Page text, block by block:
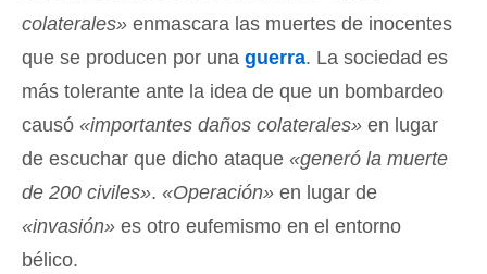
colaterales» enmascara las muertes de inocentes
que se producen por una guerra. La sociedad es
más tolerante ante la idea de que un bombardeo
causó «importantes daños colaterales» en lugar
de escuchar que dicho ataque «generó la muerte
de 200 civiles». «Operación» en lugar de
«invasión» es otro eufemismo en el entorno
bélico.